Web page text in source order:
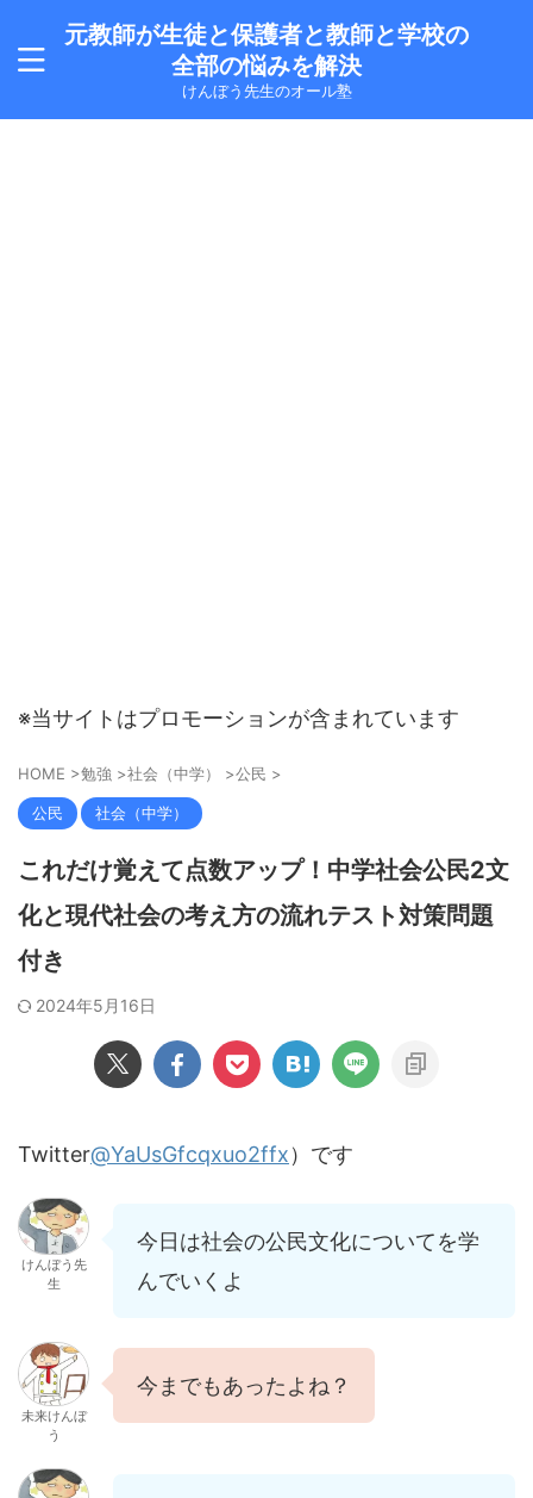
元教師が生徒と保護者と教師と学校の
全部の悩みを解決
けんぼう先生のオール塾
※当サイトはプロモーションが含まれています
HOME >勉強 >社会（中学） >公民 >
公民 社会（中学）
これだけ覚えて点数アップ！中学社会公民2文
化と現代社会の考え方の流れテスト対策問題
付き
2024年5月16日
Twitter@YaUsGfcqxuo2ffx）です
けんぼう先
生
今日は社会の公民文化についてを学
んでいくよ
未来けんぼ
う
今までもあったよね？